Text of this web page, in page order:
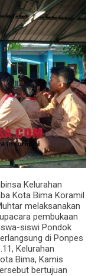
Pimpin Sinergitas
Bersih Narkoba
Kelurahan
Kota Bima Koramil
melaksanakan
pembukaan
siswi Pondok
di Ponpes
Kelurahan
Bima, Kamis
bertujuan